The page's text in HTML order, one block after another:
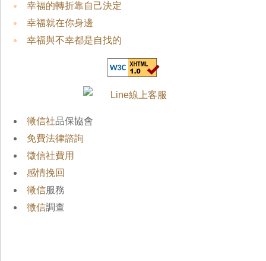
幸福的轉折靠自己決定
幸福就在你身邊
幸福與不幸都是自找的
徵信社品保協會
免費法律諮詢
徵信社費用
感情挽回
徵信服務
徵信調查